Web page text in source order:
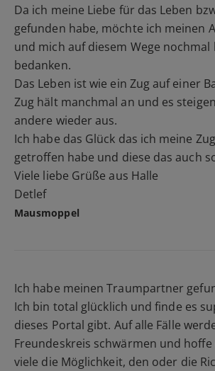
Da ich meine Liebe für das Leben
gefunden habe, möchte ich meinen
und mich auf diesem Wege
bedanken.
Das Leben ist wie ein Zug auf einer
Zug hält manchmal an und es
andere wieder aus.
Ich habe das Glück das ich meine
getroffen habe und diese das auch
Viele liebe Grüße aus Halle
Detlef
Mausmoppel
Ich habe meinen Traumpartner
Ich bin total glücklich und finde es
dieses Portal gibt. Auf alle Fälle
Freundeskreis schwärmen und
viele die Möglichkeit, den oder die